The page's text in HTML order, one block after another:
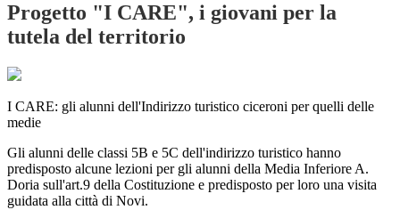
Progetto "I CARE", i giovani per la
tutela del territorio
I CARE: gli alunni dell'Indirizzo turistico ciceroni per quelli delle
medie
Gli alunni delle classi 5B e 5C dell'indirizzo turistico hanno
predisposto alcune lezioni per gli alunni della Media Inferiore A.
Doria sull'art.9 della Costituzione e predisposto per loro una visita
guidata alla città di Novi.